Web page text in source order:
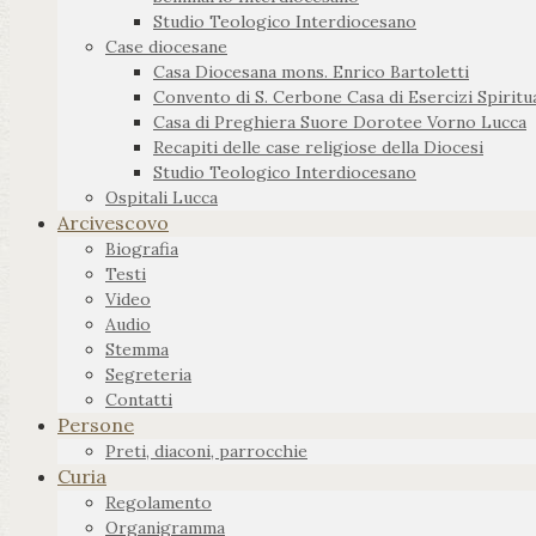
Studio Teologico Interdiocesano
Case diocesane
Casa Diocesana mons. Enrico Bartoletti
Convento di S. Cerbone Casa di Esercizi
Casa di Preghiera Suore Dorotee Vorno Lucca
Recapiti delle case religiose della Diocesi
Studio Teologico Interdiocesano
Ospitali Lucca
Arcivescovo
Biografia
Testi
Video
Audio
Stemma
Segreteria
Contatti
Persone
Preti, diaconi, parrocchie
Curia
Regolamento
Organigramma